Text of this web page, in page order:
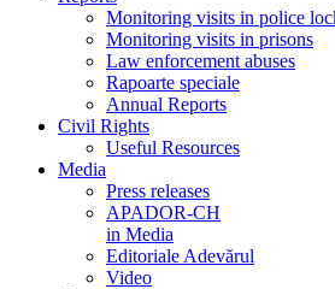
Monitoring visits in police
Monitoring visits in prisons
Law enforcement abuses
Rapoarte speciale
Annual Reports
Civil Rights
Useful Resources
Media
Press releases
APADOR-CH
in Media
Editoriale Adevărul
Video